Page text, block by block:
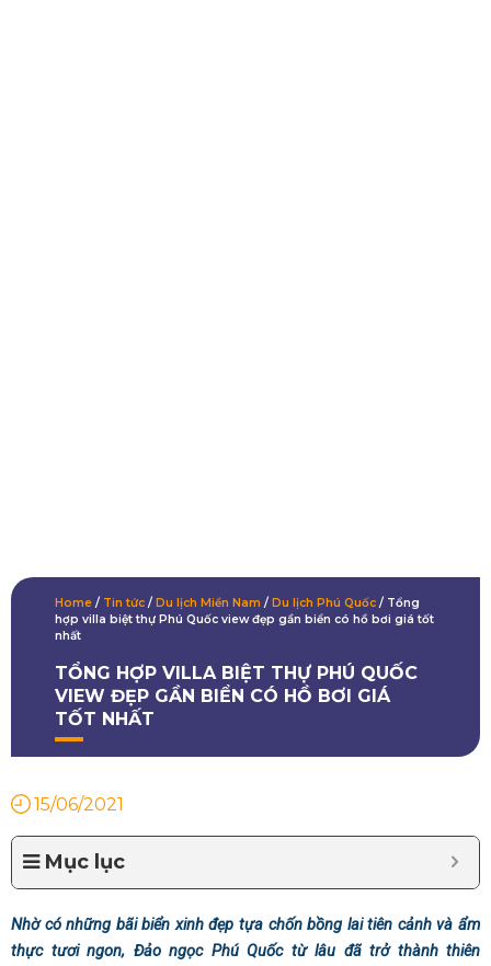
Home / Tin tức / Du lịch Miền Nam / Du lịch Phú Quốc / Tổng
hợp villa biệt thự Phú Quốc view đẹp gần biển có hồ bơi giá tốt
nhất
TỔNG HỢP VILLA BIỆT THỰ PHÚ QUỐC
VIEW ĐẸP GẦN BIỂN CÓ HỒ BƠI GIÁ
TỐT NHẤT
15/06/2021
Mục lục
Nhờ có những bãi biển xinh đẹp tựa chốn bồng lai tiên cảnh và ẩm
thực tươi ngon, Đảo ngọc Phú Quốc từ lâu đã trở thành thiên